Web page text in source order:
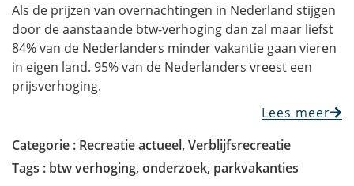
Als de prijzen van overnachtingen in Nederland stijgen
door de aanstaande btw-verhoging dan zal maar liefst
84% van de Nederlanders minder vakantie gaan vieren
in eigen land. 95% van de Nederlanders vreest een
prijsverhoging.
Lees meer
Categorie : Recreatie actueel, Verblijfsrecreatie
Tags : btw verhoging, onderzoek, parkvakanties